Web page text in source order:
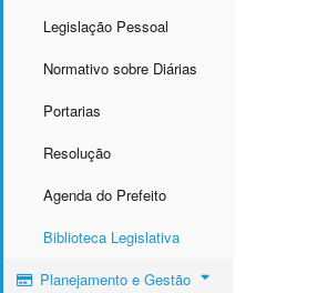
Legislação Pessoal
Normativo sobre Diárias
Portarias
Resolução
Agenda do Prefeito
Biblioteca Legislativa
Planejamento e Gestão